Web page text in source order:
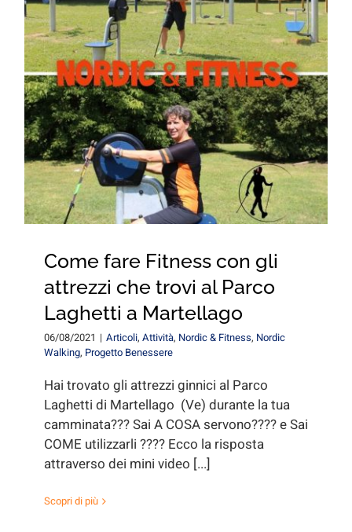
for:
Come fare Fitness con gli
attrezzi che trovi al Parco
Laghetti a Martellago
06/08/2021 | Articoli, Attività, Nordic & Fitness, Nordic
Walking, Progetto Benessere
Hai trovato gli attrezzi ginnici al Parco
Laghetti di Martellago (Ve) durante la tua
camminata??? Sai A COSA servono???? e Sai
COME utilizzarli ???? Ecco la risposta
attraverso dei mini video [...]
Scopri di più